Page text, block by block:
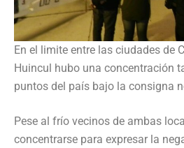
En el limite entre las ciudades de
Huincul hubo una concentración
puntos del país bajo la consigna
Pese al frío vecinos de ambas
concentrarse para expresar la